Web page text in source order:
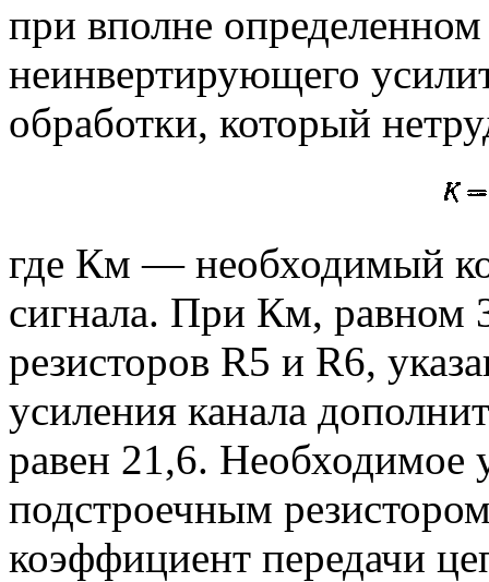
при вполне
неинвертирующего
обработки, который
где Км — необходимый
сигнала. При Км, равном
резисторов R5 и R6,
усиления канала
равен 21,6. Необходимое
подстроечным
коэффициент передачи